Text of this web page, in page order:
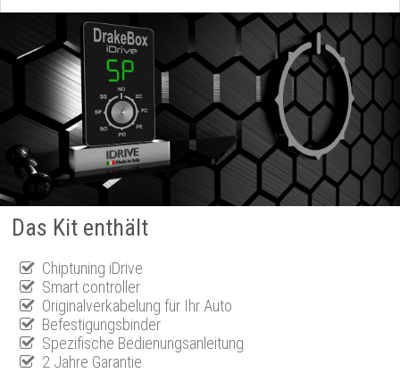
Das Kit enthält
Chiptuning iDrive
Smart controller
Originalverkabelung für Ihr Auto
Befestigungsbinder
Spezifische Bedienungsanleitung
2 Jahre Garantie